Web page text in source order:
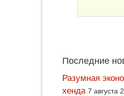
Последние
Разумная
хенда 7 августа